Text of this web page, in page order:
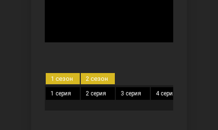
1 сезон 2 сезон
1 серия 2 серия 3 серия 4 серия